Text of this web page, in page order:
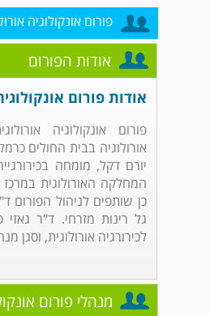
פורום אונקולוגיה
אודות הפורום
אודות פורום
פורום אונקולוגיה
אורולוגיה בבית החולים
יורם דקל, מומחה
המחלקה האורולוגית
כן שותפים לניהול הפורום
גל רינות מזרחי. ד"ר
לכירורגיה אורולוגית,
מנהלי פורום